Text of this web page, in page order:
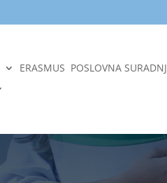
ERASMUS POSLOVNA